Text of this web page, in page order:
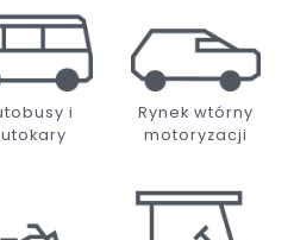
i
Rynek wtórny
motoryzacji